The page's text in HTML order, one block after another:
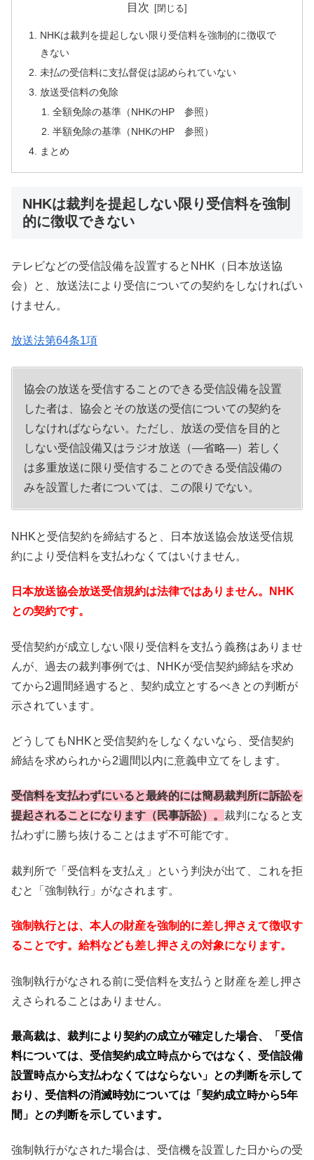
目次
NHKは裁判を提起しない限り受信料を強制的に徴収で
きない
未払の受信料に支払督促は認められていない
放送受信料の免除
全額免除の基準（NHKのHP 参照）
半額免除の基準（NHKのHP 参照）
まとめ
NHKは裁判を提起しない限り受信料を強制
的に徴収できない
テレビなどの受信設備を設置するとNHK（日本放送協
会）と、放送法により受信についての契約をしなければい
けません。
放送法第64条1項
協会の放送を受信することのできる受信設備を設置
した者は、協会とその放送の受信についての契約を
しなければならない。ただし、放送の受信を目的と
しない受信設備又はラジオ放送（―省略―）若しく
は多重放送に限り受信することのできる受信設備の
みを設置した者については、この限りでない。
NHKと受信契約を締結すると、日本放送協会放送受信規
約により受信料を支払わなくてはいけません。
日本放送協会放送受信規約は法律ではありません。NHK
との契約です。
受信契約が成立しない限り受信料を支払う義務はありませ
んが、過去の裁判事例では、NHKが受信契約締結を求め
てから2週間経過すると、契約成立とするべきとの判断が
示されています。
どうしてもNHKと受信契約をしなくないなら、受信契約
締結を求められから2週間以内に意義申立てをします。
受信料を支払わずにいると最終的には簡易裁判所に訴訟を
提起されることになります（民事訴訟）。 裁判になると支
払わずに勝ち抜けることはまず不可能です。
裁判所で「受信料を支払え」という判決が出て、これを拒
むと「強制執行」がなされます。
強制執行とは、本人の財産を強制的に差し押さえて徴収す
ることです。給料なども差し押さえの対象になります。
強制執行がなされる前に受信料を支払うと財産を差し押さ
えさられることはありません。
最高裁は、裁判により契約の成立が確定した場合、「受信
料については、受信契約成立時点からではなく、受信設備
設置時点から支払わなくてはならない」との判断を示して
おり、受信料の消滅時効については「契約成立時から5年
間」との判断を示しています。
強制執行がなされた場合は、受信機を設置した日からの受